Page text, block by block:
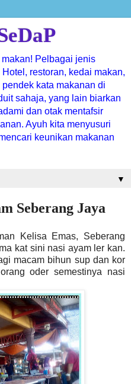
Pelbagai jenis
restoran, kedai makan,
kata makanan di
sahaja, yang lain biarkan
dan otak mentafsir
Ayuh kita menyusuri
keunikan makanan
▼
Seberang Jaya
Kelisa Emas, Seberang
kat sini nasi ayam ler kan.
macam bihun sup dan kor
oder semestinya nasi